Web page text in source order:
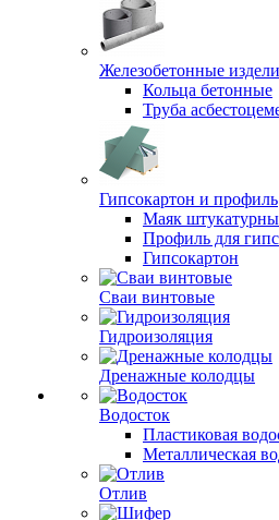
Железобетонные
Кольца бетонные
Труба
Гипсокартон и профиль
Маяк
Профиль для
Гипсокартон
Сваи винтовые
Гидроизоляция
Дренажные колодцы
Водосток
Пластиковая
Металлическая
Отлив